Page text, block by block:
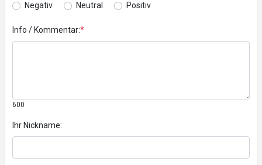
Negativ
Neutral Positiv
Info / Kommentar:*
600
Ihr Nickname: